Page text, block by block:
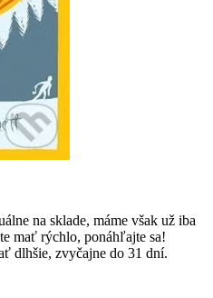
na sklade, máme však už iba
mať rýchlo, ponáhľajte sa!
dlhšie, zvyčajne do 31 dní.